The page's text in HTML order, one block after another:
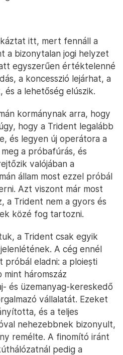
itt, mert fennáll a
a bizonytalan jogi helyzet
egyszerűen értéktelenné
a koncesszió lejárhat, a
a lehetőség elúszik.
kormánynak arra, hogy
hogy a Trident legalább
és legyen új operátora a
a próbafúrás, és
valójában a
állam most ezzel próbál
Azt viszont már most
a Trident nem a gyors és
közé fog tartozni.
a Trident csak egyik
A cég ennél
próbál eladni: a ploiești
háromszáz
és üzemanyag-kereskedő
vállalatát. Ezeket
és a teljes
nehezebbnek bizonyult,
remélte. A finomító iránt
pedig a